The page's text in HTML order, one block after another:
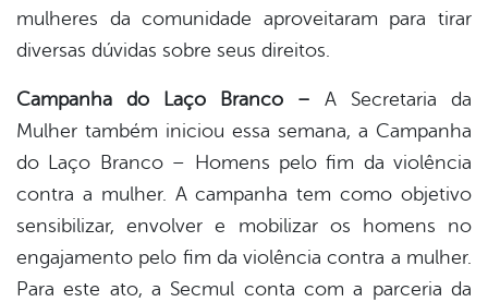
mulheres da comunidade aproveitaram para tirar
diversas dúvidas sobre seus direitos.
Campanha do Laço Branco – A Secretaria da
Mulher também iniciou essa semana, a Campanha
do Laço Branco – Homens pelo fim da violência
contra a mulher. A campanha tem como objetivo
sensibilizar, envolver e mobilizar os homens no
engajamento pelo fim da violência contra a mulher.
Para este ato, a Secmul conta com a parceria da